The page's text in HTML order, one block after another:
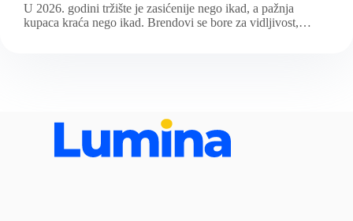
U 2026. godini tržište je zasićenije nego ikad, a pažnja
kupaca kraća nego ikad. Brendovi se bore za vidljivost,…